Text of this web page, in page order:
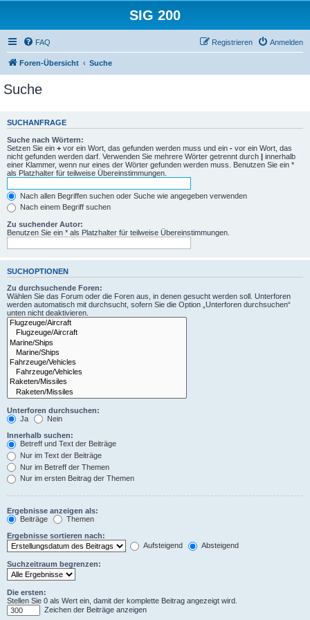
SIG 200
FAQ Anmelden
Registrieren
Foren-Übersicht Suche
Suche
SUCHANFRAGE
Suche nach Wörtern:
Setzen Sie ein + vor ein Wort, das gefunden werden muss und ein - vor ein Wort, das
nicht gefunden werden darf. Verwenden Sie mehrere Wörter getrennt durch | innerhalb
einer Klammer, wenn nur eines der Wörter gefunden werden muss. Benutzen Sie ein *
als Platzhalter für teilweise Übereinstimmungen.
Nach allen Begriffen suchen oder Suche wie angegeben verwenden
Nach einem Begriff suchen
Zu suchender Autor:
Benutzen Sie ein * als Platzhalter für teilweise Übereinstimmungen.
SUCHOPTIONEN
Zu durchsuchende Foren:
Wählen Sie das Forum oder die Foren aus, in denen gesucht werden soll. Unterforen
werden automatisch mit durchsucht, sofern Sie die Option „Unterforen durchsuchen“
unten nicht deaktivieren.
Unterforen durchsuchen:
Ja
Nein
Innerhalb suchen:
Betreff und Text der Beiträge
Nur im Text der Beiträge
Nur im Betreff der Themen
Nur im ersten Beitrag der Themen
Ergebnisse anzeigen als:
Beiträge
Themen
Ergebnisse sortieren nach:
Aufsteigend
Absteigend
Suchzeitraum begrenzen:
Die ersten:
Stellen Sie 0 als Wert ein, damit der komplette Beitrag angezeigt wird.
Zeichen der Beiträge anzeigen